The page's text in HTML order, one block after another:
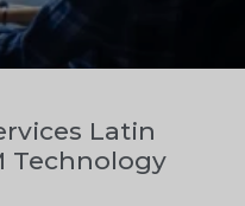
Latin
Technology